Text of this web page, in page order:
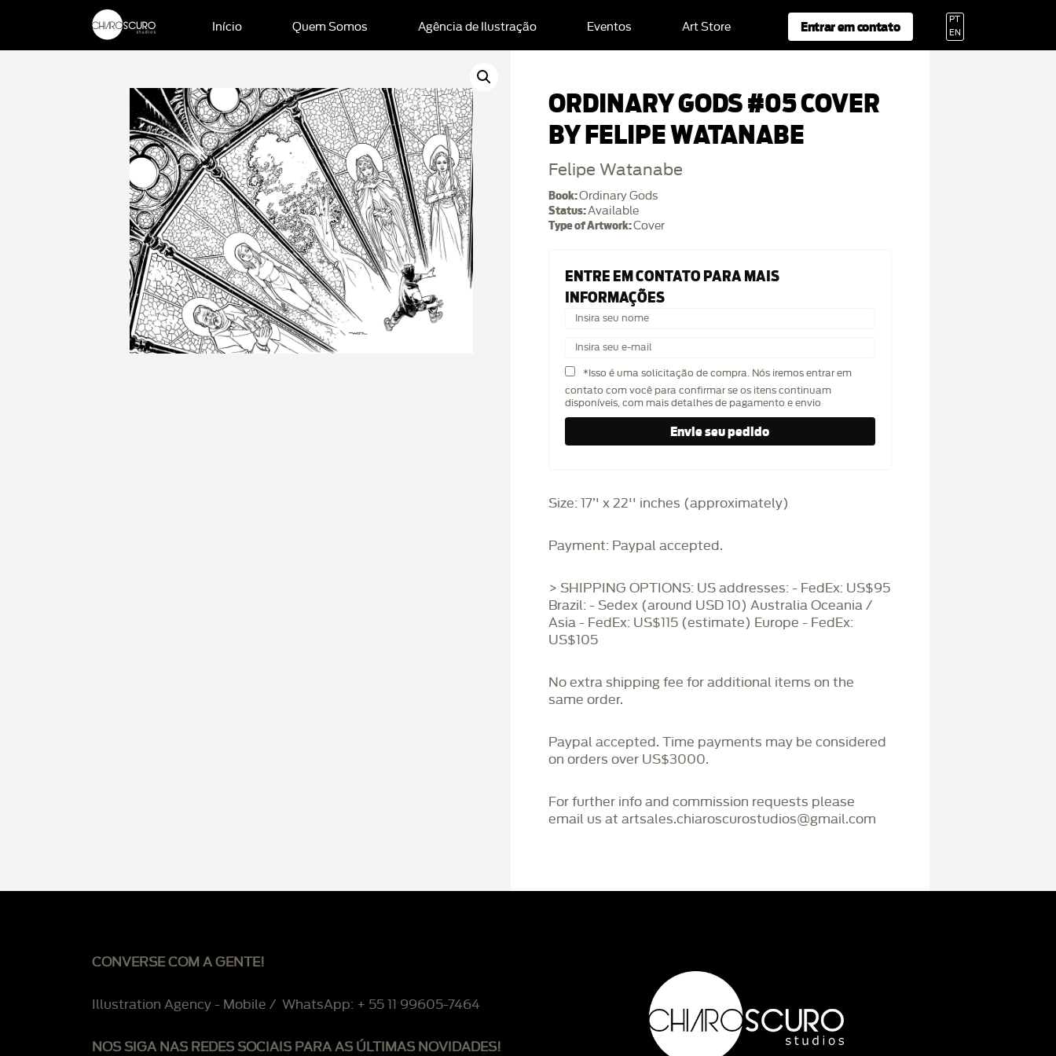
Início Quem Somos Agência de Ilustração Eventos Art Store Entrar em contato
PT
EN
ORDINARY GODS #05 COVER
BY FELIPE WATANABE
Felipe Watanabe
Book:Ordinary Gods
Status:Available
Type of Artwork:Cover
ENTRE EM CONTATO PARA MAIS
INFORMAÇÕES
*Isso é uma solicitação de compra. Nós iremos entrar em
contato com você para confirmar se os itens continuam
disponíveis, com mais detalhes de pagamento e envio
Size: 17’' x 22'' inches (approximately)
Payment: Paypal accepted.
> SHIPPING OPTIONS: US addresses: - FedEx: US$95
Brazil: - Sedex (around USD 10) Australia Oceania /
Asia - FedEx: US$115 (estimate) Europe - FedEx:
US$105
No extra shipping fee for additional items on the
same order.
Paypal accepted. Time payments may be considered
on orders over US$3000.
For further info and commission requests please
email us at artsales.chiaroscurostudios@gmail.com
CONVERSE COM A GENTE!
Illustration Agency - Mobile / WhatsApp: + 55 11 99605-7464
NOS SIGA NAS REDES SOCIAIS PARA AS ÚLTIMAS NOVIDADES!